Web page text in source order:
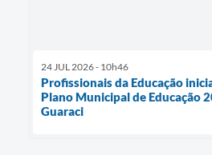
24 JUL 2026 - 10h46
Profissionais da Educação
Plano Municipal de Educação
Guaraci